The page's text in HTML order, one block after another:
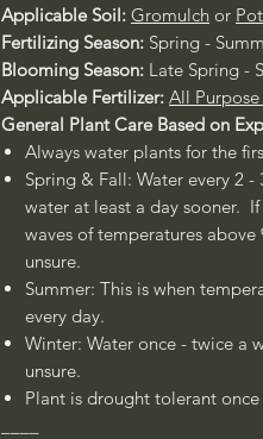
Applicable Soil: Gromulch or
Fertilizing Season: Spring -
Blooming Season: Late Spring -
Applicable Fertilizer: All
General Plant Care Based on
Always water plants for the
Spring & Fall: Water every 2
water at least a day sooner.
waves of temperatures above
unsure.
Summer: This is when
every day.
Winter: Water once - twice a
unsure.
Plant is drought tolerant